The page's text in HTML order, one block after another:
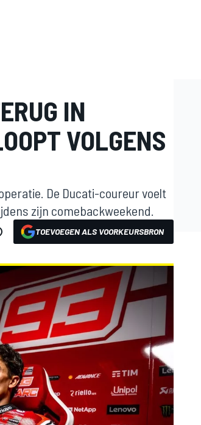
IN
VOLGENS
De Ducati-coureur voelt
zijn comebackweekend.
TOEVOEGEN ALS VOORKEURSBRON